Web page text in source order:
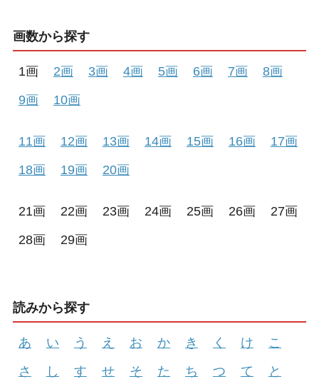
画数から探す
1画 2画 3画 4画 5画 6画 7画
8画
9画
10画
11画 12画 13画 14画 15画 16画
17画
18画
19画 20画
21画 22画 23画 24画 25画 26画
27画
28画
29画
読みから探す
あ い う え お か き く け
こ
さ
し す せ そ た ち つ て
と